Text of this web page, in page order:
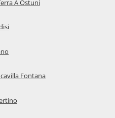
A Ostuni
Fontana